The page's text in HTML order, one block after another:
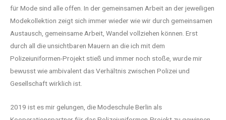
für Mode sind alle offen. In der gemeinsamen Arbeit an der jeweiligen
Modekollektion zeigt sich immer wieder wie wir durch gemeinsamen
Austausch, gemeinsame Arbeit, Wandel vollziehen können. Erst
durch all die unsichtbaren Mauern an die ich mit dem
Polizeiuniformen-Projekt stieß und immer noch stoße, wurde mir
bewusst wie ambivalent das Verhältnis zwischen Polizei und
Gesellschaft wirklich ist.
2019 ist es mir gelungen, die Modeschule Berlin als